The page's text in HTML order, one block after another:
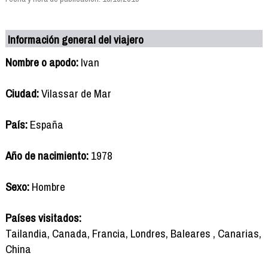
Información general del viajero
Nombre o apodo:Ivan
Ciudad:Vilassar de Mar
País:España
Año de nacimiento:1978
Sexo:Hombre
Países visitados:
Tailandia, Canada, Francia, Londres, Baleares , Canarias,
China